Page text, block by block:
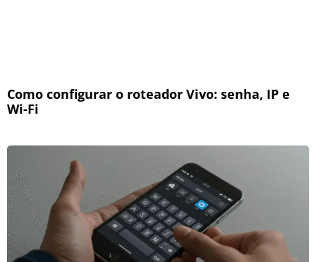
Como configurar o roteador Vivo: senha, IP e
Wi-Fi